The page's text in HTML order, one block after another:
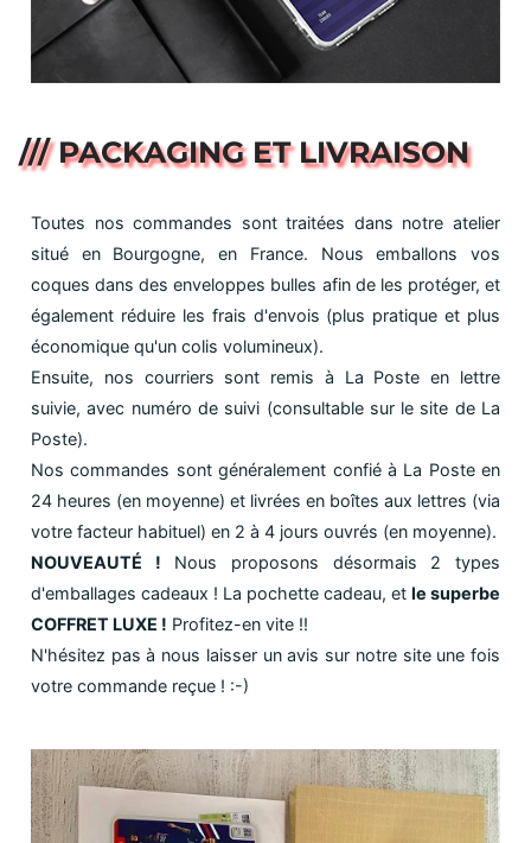
/// PACKAGING ET LIVRAISON
Toutes nos commandes sont traitées dans notre atelier
situé en Bourgogne, en France. Nous emballons vos
coques dans des enveloppes bulles afin de les protéger, et
également réduire les frais d'envois (plus pratique et plus
économique qu'un colis volumineux).
Ensuite, nos courriers sont remis à La Poste en lettre
suivie, avec numéro de suivi (consultable sur le site de La
Poste).
Nos commandes sont généralement confié à La Poste en
24 heures (en moyenne) et livrées en boîtes aux lettres (via
votre facteur habituel) en 2 à 4 jours ouvrés (en moyenne).
NOUVEAUTÉ ! Nous proposons désormais 2 types
d'emballages cadeaux ! La pochette cadeau, et le superbe
COFFRET LUXE ! Profitez-en vite !!
N'hésitez pas à nous laisser un avis sur notre site une fois
votre commande reçue ! :-)